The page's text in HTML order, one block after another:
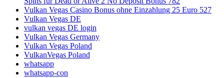
Vulkan Vegas Casino Bonus ohne Einzahlung 25 Euro 527
Vulkan Vegas DE
vulkan vegas DE login
Vulkan Vegas Germany
Vulkan Vegas Poland
VulkanVegas Poland
whatsapp
whatsapp-con